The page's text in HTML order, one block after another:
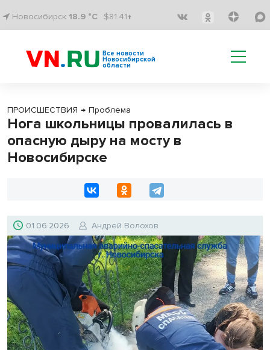
Новосибирск 18.9 °C $81.41↑
Все новости
Новосибирской
области
ПРОИСШЕСТВИЯ → Проблема
Нога школьницы провалилась в
опасную дыру на мосту в
Новосибирске
01.06.2026 Андрей Волохов